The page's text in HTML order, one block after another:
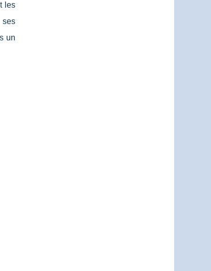
les
un